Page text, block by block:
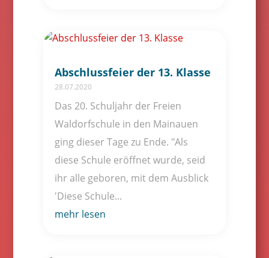
Abschlussfeier der 13. Klasse
28.07.2020
Das 20. Schuljahr der Freien
Waldorfschule in den Mainauen
ging dieser Tage zu Ende. "Als
diese Schule eröffnet wurde, seid
ihr alle geboren, mit dem Ausblick
'Diese Schule...
mehr lesen